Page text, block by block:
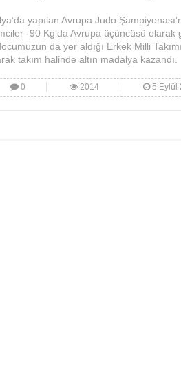
yapılan Avrupa Judo
-90 Kg’da Avrupa üçüncüsü olarak
da yer aldığı Erkek Milli
takım halinde altın madalya kazandı.
0 2014 5 Eylül